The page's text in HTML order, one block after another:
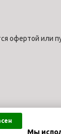
Мы
офертой или